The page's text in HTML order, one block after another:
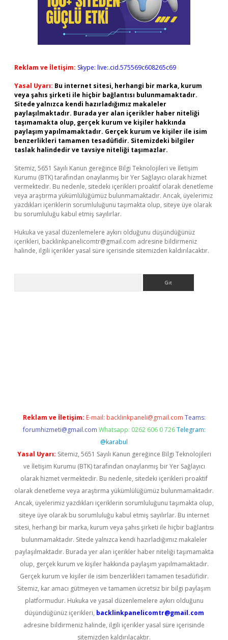
Reklam ve İletişim: Skype: live:.cid.575569c608265c69
Yasal Uyarı: Bu internet sitesi, herhangi bir marka, kurum
veya şahıs şirketi ile hiçbir bağlantısı bulunmamaktadır.
Sitede yalnızca kendi hazırladığımız makaleler
paylaşılmaktadır. Burada yer alan içerikler haber niteliği
taşımamakta olup, gerçek kurum ve kişiler hakkında
paylaşım yapılmamaktadır. Gerçek kurum ve kişiler ile isim
benzerlikleri tamamen tesadüfidir. Sitemizdeki bilgiler
taslak halindedir ve tavsiye niteliği taşımazlar.
Sitemiz, 5651 Sayılı Kanun gereğince Bilgi Teknolojileri ve İletişim
Kurumu (BTK) tarafından onaylanmış bir Yer Sağlayıcı olarak hizmet
vermektedir. Bu nedenle, sitedeki içerikleri proaktif olarak denetleme
veya araştırma yükümlülüğümüz bulunmamaktadır. Ancak, üyelerimiz
yazdıkları içeriklerin sorumluluğunu taşımakta olup, siteye üye olarak
bu sorumluluğu kabul etmiş sayılırlar.
Hukuka ve yasal düzenlemelere aykırı olduğunu düşündüğünüz
içerikleri, backlinkpanelicomtr@gmail.com adresine bildirmeniz
halinde, ilgili içerikler yasal süre içerisinde sitemizden kaldırılacaktır.
Reklam ve İletişim: E-mail: backlinkpaneli@gmail.com Teams:
forumhizmeti@gmail.com Whatsapp: 0262 606 0 726 Telegram:
@karabul
Yasal Uyarı: Sitemiz, 5651 Sayılı Kanun gereğince Bilgi Teknolojileri
ve İletişim Kurumu (BTK) tarafından onaylanmış bir Yer Sağlayıcı
olarak hizmet vermektedir. Bu nedenle, sitedeki içerikleri proaktif
olarak denetleme veya araştırma yükümlülüğümüz bulunmamaktadır.
Ancak, üyelerimiz yazdıkları içeriklerin sorumluluğunu taşımakta olup,
siteye üye olarak bu sorumluluğu kabul etmiş sayılırlar. Bu internet
sitesi, herhangi bir marka, kurum veya şahıs şirketi ile hiçbir bağlantısı
bulunmamaktadır. Sitede yalnızca kendi hazırladığımız makaleler
paylaşılmaktadır. Burada yer alan içerikler haber niteliği taşımamakta
olup, gerçek kurum ve kişiler hakkında paylaşım yapılmamaktadır.
Gerçek kurum ve kişiler ile isim benzerlikleri tamamen tesadüfidir.
Sitemiz, kar amacı gütmeyen ve tamamen ücretsiz bir bilgi paylaşım
platformudur. Hukuka ve yasal düzenlemelere aykırı olduğunu
düşündüğünüz içerikleri, backlinkpanelicomtr@gmail.com
adresine bildirmeniz halinde, ilgili içerikler yasal süre içerisinde
sitemizden kaldırılacaktır.